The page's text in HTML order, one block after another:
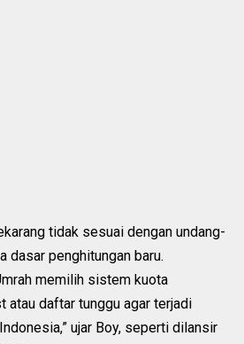
tidak sesuai dengan undang-
dasar penghitungan baru.
memilih sistem kuota
atau daftar tunggu agar terjadi
ujar Boy, seperti dilansir